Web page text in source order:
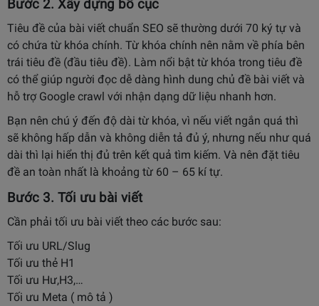
Bước 2. Xây dựng bố cục
Tiêu đề của bài viết chuẩn SEO sẽ thường dưới 70 ký tự và
có chứa từ khóa chính. Từ khóa chính nên nằm về phía bên
trái tiêu đề (đầu tiêu đề). Làm nổi bật từ khóa trong tiêu đề
có thể giúp người đọc dễ dàng hình dung chủ đề bài viết và
hỗ trợ Google crawl với nhận dạng dữ liệu nhanh hơn.
Bạn nên chú ý đến độ dài từ khóa, vì nếu viết ngắn quá thì
sẽ không hấp dẫn và không diễn tả đủ ý, nhưng nếu như quá
dài thì lại hiển thị đủ trên kết quả tìm kiếm. Và nên đặt tiêu
đề an toàn nhất là khoảng từ 60 – 65 kí tự.
Bước 3. Tối ưu bài viết
Cần phải tối ưu bài viết theo các bước sau:
Tối ưu URL/Slug
Tối ưu thẻ H1
Tối ưu Hư,H3,…
Tối ưu Meta ( mô tả )